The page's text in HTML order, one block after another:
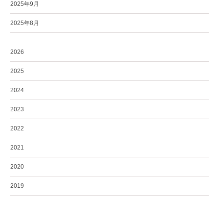
2025年9月
2025年8月
2026
2025
2024
2023
2022
2021
2020
2019